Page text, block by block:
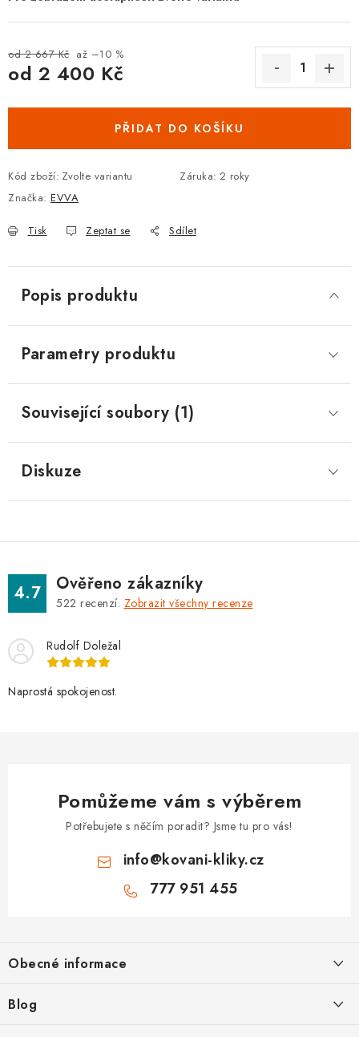
PRO POSUVNÉ DVEŘE
STAVEBNÍ POUZDRA
TREZORY
ZNAČKY
Kontakt O nás OP GDPR Poštovné
Vrácení zboží
Oboroví ODBORNÍCI
od 2 667 Kč až –10 %
od 2 400 Kč
PŘIDAT DO KOŠÍKU
Kód zboží: Zvolte variantu Záruka: 2 roky
Značka: EVVA
Tisk Zeptat se Sdílet
Popis produktu
Parametry produktu
Související soubory (1)
Diskuze
4.7 Ověřeno zákazníky
522 recenzí. Zobrazit všechny recenze
Rudolf Doležal
Naprostá spokojenost.
Pomůžeme vám s výběrem
Potřebujete s něčím poradit? Jsme tu pro vás!
info@kovani-kliky.cz
777 951 455
p
a
Obecné informace
Blog